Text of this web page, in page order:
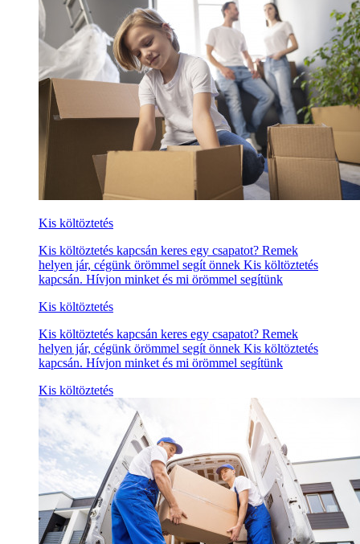
Kis költöztetés
Kis költöztetés kapcsán keres egy csapatot? Remek
helyen jár, cégünk örömmel segít önnek Kis költöztetés
kapcsán. Hívjon minket és mi örömmel segítünk
Kis költöztetés
Kis költöztetés kapcsán keres egy csapatot? Remek
helyen jár, cégünk örömmel segít önnek Kis költöztetés
kapcsán. Hívjon minket és mi örömmel segítünk
Kis költöztetés